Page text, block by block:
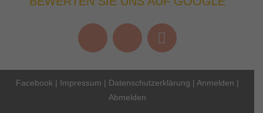
Facebook | Impressum | Datenschutzerklärung | Anmelden |
Abmelden